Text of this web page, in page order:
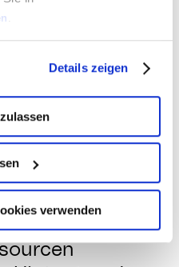
.
Details zeigen
verwenden
zur parallel
positiv auf die
dass
für den sofort
der Seite
geladen